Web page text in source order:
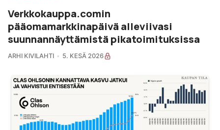
Verkkokauppa.comin
pääomamarkkinapäivä alleviivasi
suunnannäyttämistä pikatoimituksissa
ARHI KIVILAHTI 5. KESÄ 2026